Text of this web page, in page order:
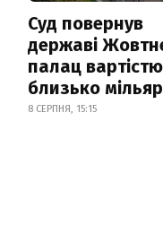
Суд повернув
державі
палац вартістю
близько
8 СЕРПНЯ, 15:15